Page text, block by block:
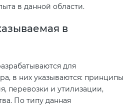
в данной области.
в
для
в них указываются: принципы
перевозки и утилизации,
По типу данная